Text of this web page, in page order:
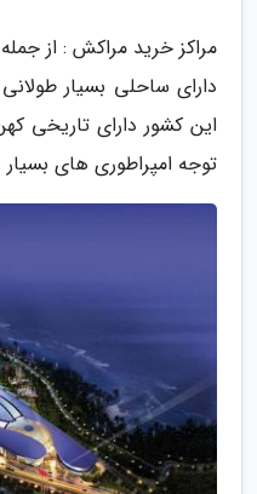
مراکز خرید مراکش : از
دارای ساحلی بسیار
این کشور دارای تاریخی
توجه امپراطوری های